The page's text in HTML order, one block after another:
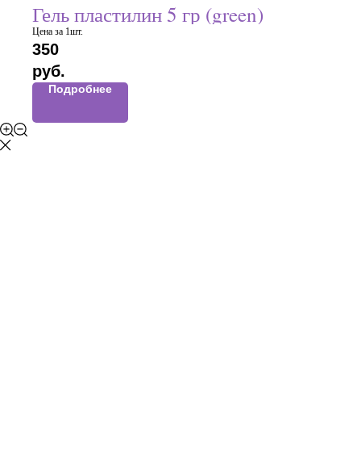
Гель пластилин 5 гр (green)
Цена за 1шт.
350
руб.
Подробнее